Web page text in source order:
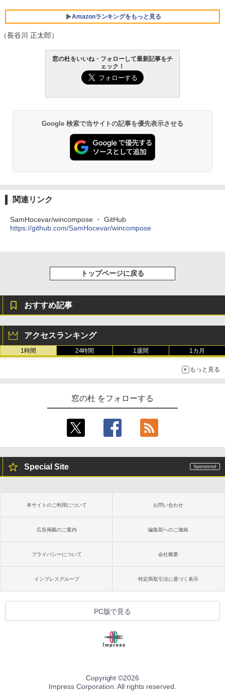
Amazonランキングをもっと見る
Robloxギフトカード - 800 Robux 【限
定バーチャルアイテムを含む】 【オンラ
インゲームコード】 ロブロックス | オン
ラインコード版
定バーチャルアイテムを含む】 【オンラ
インゲームコード】 ロブロックス |オン
ラインコード版
インゲームコード】 ロブロックス | オン
ラインコード版
Microsoft Office Home & Business 202
ows11、10/mac対応|PC2台
Windows版 | Minecraft (マインクラフ
ト): Java & Bedrock Edition | オンライ
ンコード版
生成AIパスポート公式テキスト 第４版
￥1,766
1冊ですべて身につくHTML & CSSとWe
￥1,292
めのAIコーディング入門シリーズ
AIイラスト表現辞典: 思い通りの絵を引き
出す プロンプトの言葉 AI画像生成シリー
FM TOWNS ハイパー・カタログ: 本体ハ
ードウェア・市販ソフトウェアのパーフ
ェクトリストと最新エミュレータ紹介
Amazon Kindle - 目に優しい、かさばら
ない、大きな画面で読みやすい、6週間持
続バッテリー、6インチディスプレイ電子
書籍リーダー、マッチャ、16GB、広告な
￥16,980
Kindle Paperwhite シグニチャーエディ
ション (32GB) 7インチディスプレイ、明
るさ自動調整、色調調節ライト、12週間
ブラック
Amazon Kindle Paperwhite (16GB) 7イ
ンチディスプレイ、色調調節ライト、12
￥22,980
Amazon Kindle Colorsoft | 16GBストレ
売)
￥31,980
New Amazon Kindle Scribe Colorsoft |
整、色調調節ライト、プレミアムペン付
き、グラファイト
￥115,980
（長谷川 正太郎）
窓の杜をいいね・フォローして最新記事をチ
ェック！
Google 検索で当サイトの記事を優先表示させる
関連リンク
SamHocevar/wincompose ・ GitHub
https://github.com/SamHocevar/wincompose
トップページに戻る
おすすめ記事
アクセスランキング
1時間 24時間 1週間 1カ月
もっと見る
窓の杜 をフォローする
Special Site
本サイトのご利用について お問い合わせ
広告掲載のご案内 編集部へのご連絡
プライバシーについて 会社概要
インプレスグループ 特定商取引法に基づく表示
PC版で見る
Copyright ©2026
Impress Corporation. All rights reserved.